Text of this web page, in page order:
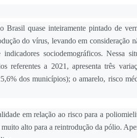
Brasil quase inteiramente pintado de
do vírus, levando em consideração
sociodemográficos. Nessa
referentes a 2021, apresenta três
dos municípios); o amarelo, risco
em relação ao risco para a
alto para a reintrodução da pólio.